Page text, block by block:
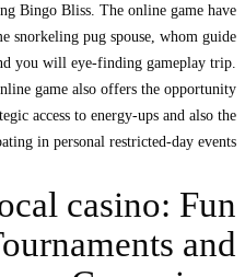
having Bingo Bliss. The online
awesome snorkeling pug spouse,
exciting and you will eye-finding
of the online game also offers the
by strategic access to energy-ups
participating in personal restricted-
Local